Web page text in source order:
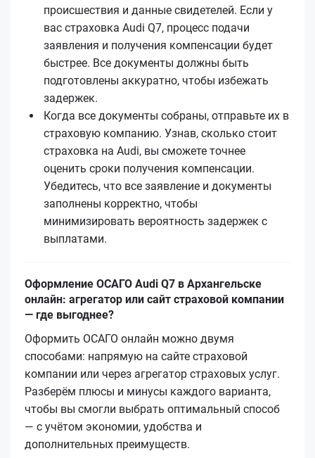
происшествия и данные свидетелей. Если у
вас страховка Audi Q7, процесс подачи
заявления и получения компенсации будет
быстрее. Все документы должны быть
подготовлены аккуратно, чтобы избежать
задержек.
Когда все документы собраны, отправьте их в
страховую компанию. Узнав, сколько стоит
страховка на Audi, вы сможете точнее
оценить сроки получения компенсации.
Убедитесь, что все заявление и документы
заполнены корректно, чтобы
минимизировать вероятность задержек с
выплатами.
Оформление ОСАГО Audi Q7 в Архангельске
онлайн: агрегатор или сайт страховой компании
— где выгоднее?
Оформить ОСАГО онлайн можно двумя
способами: напрямую на сайте страховой
компании или через агрегатор страховых услуг.
Разберём плюсы и минусы каждого варианта,
чтобы вы смогли выбрать оптимальный способ
— с учётом экономии, удобства и
дополнительных преимуществ.